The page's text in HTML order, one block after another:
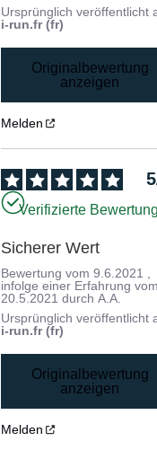
Ursprünglich veröffentlicht
i-run.fr (fr)
Originalbewertung
anzeigen
Melden
5
Verifizierte
Sicherer Wert
Bewertung vom9.6.2021 ,
infolge einer Erfahrung
20.5.2021 durchA.A.
Ursprünglich veröffentlicht
i-run.fr (fr)
Originalbewertung
anzeigen
Melden